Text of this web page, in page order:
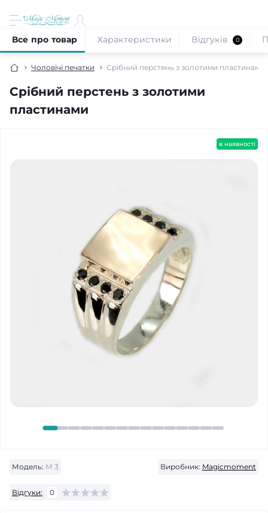
Чоловічі печатки Срібний перстень з золотими пластинами
Срібний перстень з золотими
пластинами
Все про товар Характеристики Відгуків 0
в наявності
Модель: М 3 Виробник: Magicmoment
Відгуки: 0